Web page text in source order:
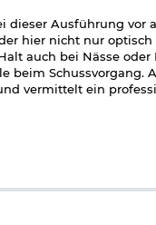
Ausführung vor
hier nicht nur
auch bei Nässe
beim
vermittelt ein
beidseitig bedienbar.
ist und insgesamt
Underbarrel